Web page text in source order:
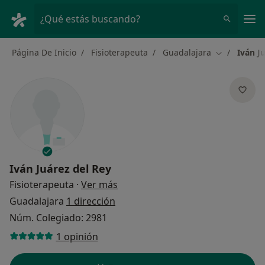
¿Qué estás buscando?
Página De Inicio Fisioterapeuta Guadalajara Cambiar de
Iván
Iván Juárez del Rey
Fisioterapeuta · Ver más
Guadalajara 1 dirección
Núm. Colegiado: 2981
1 opinión